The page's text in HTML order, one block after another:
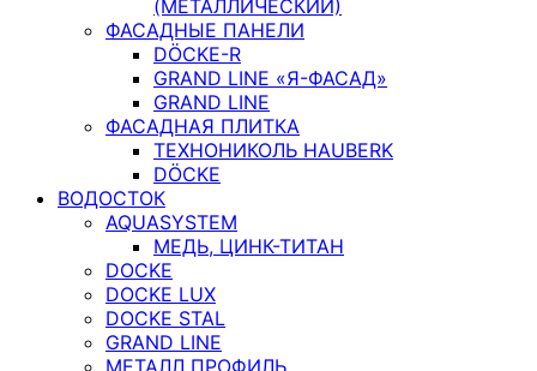
(МЕТАЛЛИЧЕСКИЙ)
ФАСАДНЫЕ ПАНЕЛИ
DÖCKE-R
GRAND LINE «Я-ФАСАД»
GRAND LINE
ФАСАДНАЯ ПЛИТКА
ТЕХНОНИКОЛЬ HAUBERK
DÖCKE
ВОДОСТОК
AQUASYSTEM
МЕДЬ, ЦИНК-ТИТАН
DOCKE
DOCKE LUX
DOCKE STAL
GRAND LINE
МЕТАЛЛ ПРОФИЛЬ